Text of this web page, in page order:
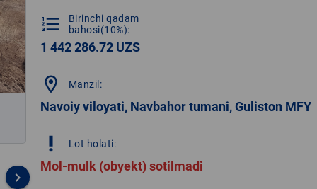
keyboard_arrow_right
format_list_numbered
Birinchi qadam
bahosi(10%):
1 442 286.72 UZS
location_on Manzil:
Navoiy viloyati, Navbahor tumani, Guliston MFY
priority_high Lot holati:
Mol-mulk (obyekt) sotilmadi